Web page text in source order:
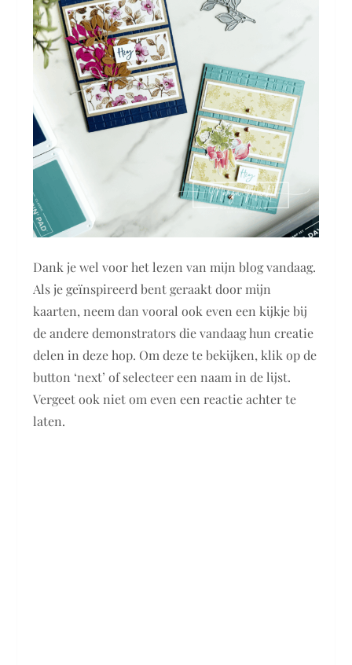
Dank je wel voor het lezen van mijn blog vandaag.
Als je geïnspireerd bent geraakt door mijn
kaarten, neem dan vooral ook even een kijkje bij
de andere demonstrators die vandaag hun creatie
delen in deze hop. Om deze te bekijken, klik op de
button ‘next’ of selecteer een naam in de lijst.
Vergeet ook niet om even een reactie achter te
laten.